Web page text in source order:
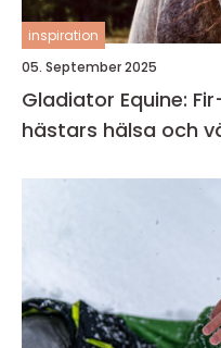
inspiration
05. September 2025
Gladiator Equine:
hästars hälsa och